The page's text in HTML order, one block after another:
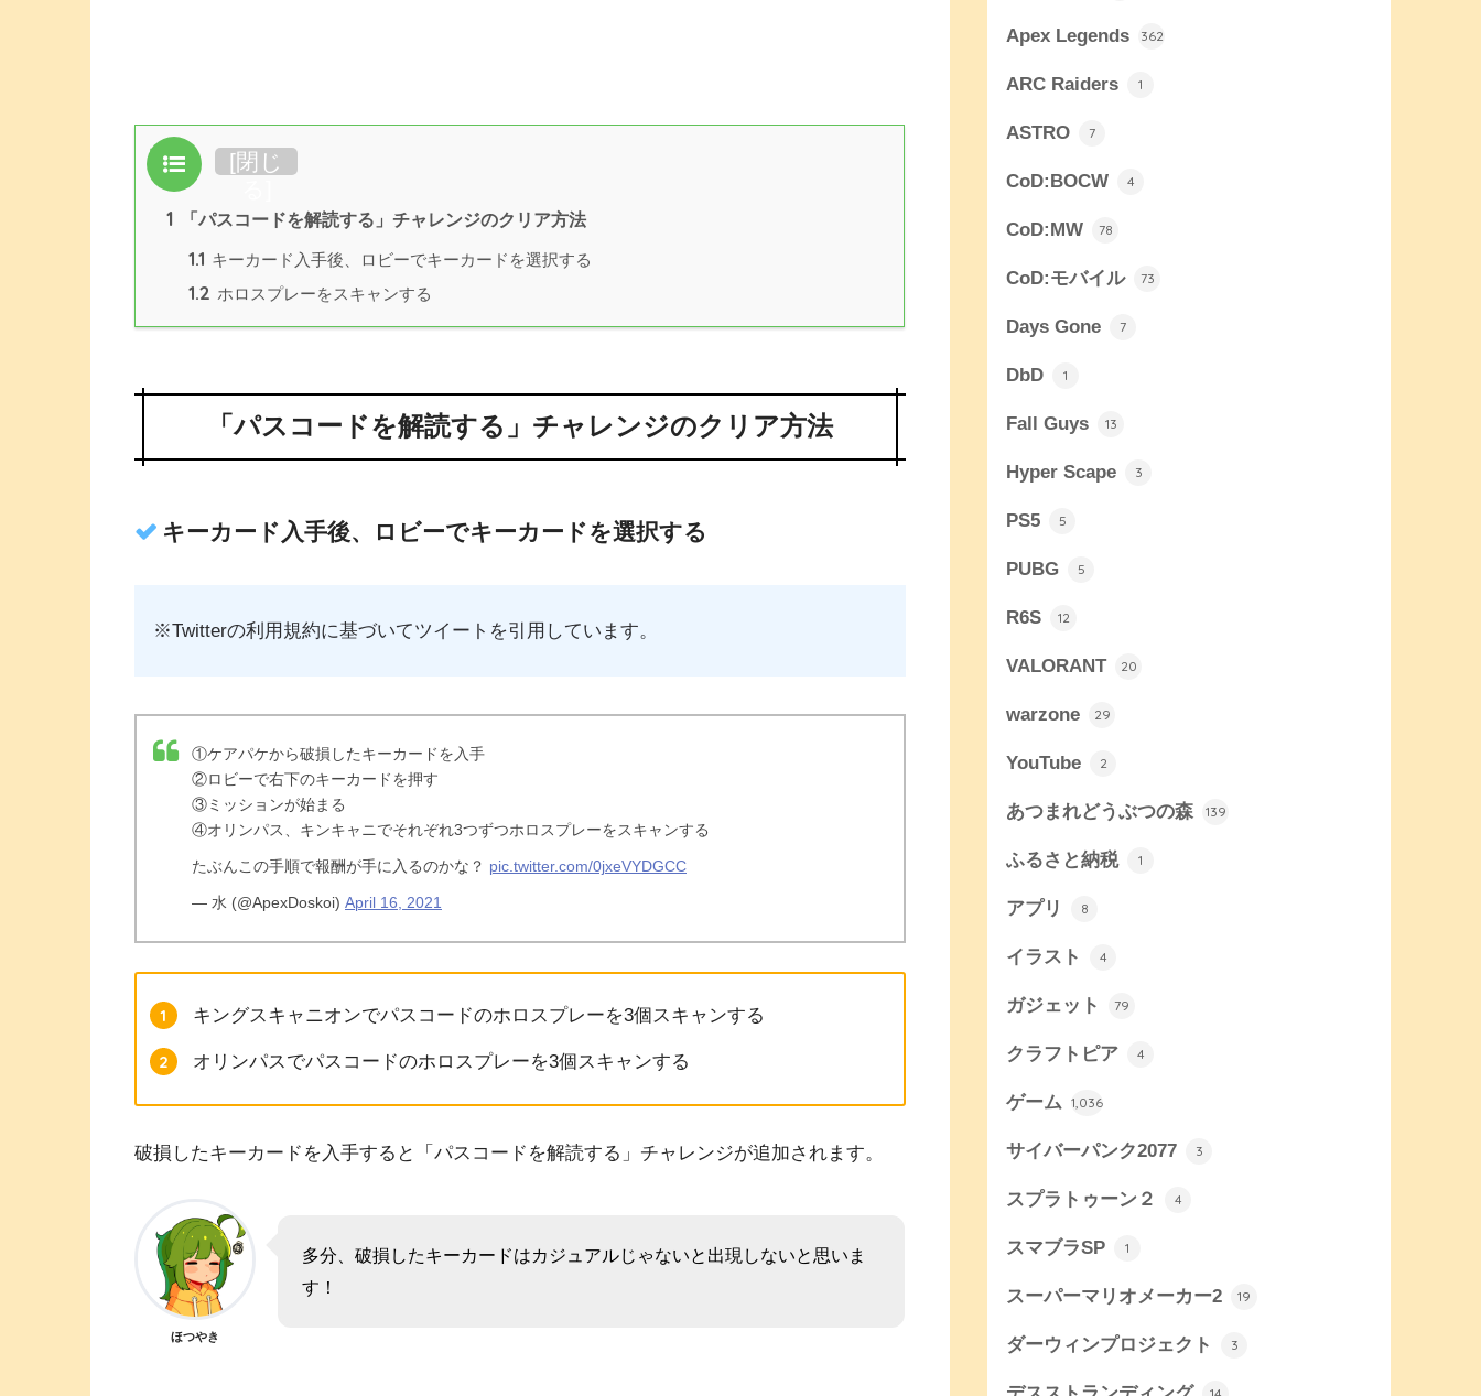
目次 [閉じ
1 「パスコードを解読する」チャレンジのクリア方法
1.1 キーカード入手後、ロビーでキーカードを選択する
1.2 ホロスプレーをスキャンする
「パスコードを解読する」チャレンジのクリア方法
キーカード入手後、ロビーでキーカードを選択する
※Twitterの利用規約に基づいてツイートを引用しています。
①ケアパケから破損したキーカードを入手
②ロビーで右下のキーカードを押す
③ミッションが始まる
④オリンパス、キンキャニでそれぞれ3つずつホロスプレーをスキャンする
たぶんこの手順で報酬が手に入るのかな？ pic.twitter.com/0jxeVYDGCC
— 水 (@ApexDoskoi) April 16, 2021
キングスキャニオンでパスコードのホロスプレーを3個スキャンする
オリンパスでパスコードのホロスプレーを3個スキャンする
破損したキーカードを入手すると「パスコードを解読する」チャレンジが追加されます。
ほつやき
多分、破損したキーカードはカジュアルじゃないと出現しないと思いま
す！
Apex Legends 362
ARC Raiders 1
ASTRO 7
CoD:BOCW 4
CoD:MW 78
CoD:モバイル 73
Days Gone 7
DbD 1
Fall Guys 13
Hyper Scape 3
PS5 5
PUBG 5
R6S 12
VALORANT 20
warzone 29
YouTube 2
あつまれどうぶつの森 139
ふるさと納税 1
アプリ 8
イラスト 4
ガジェット 79
クラフトピア 4
ゲーム 1,036
サイバーパンク2077 3
スプラトゥーン２ 4
スマブラSP 1
スーパーマリオメーカー2 19
ダーウィンプロジェクト 3